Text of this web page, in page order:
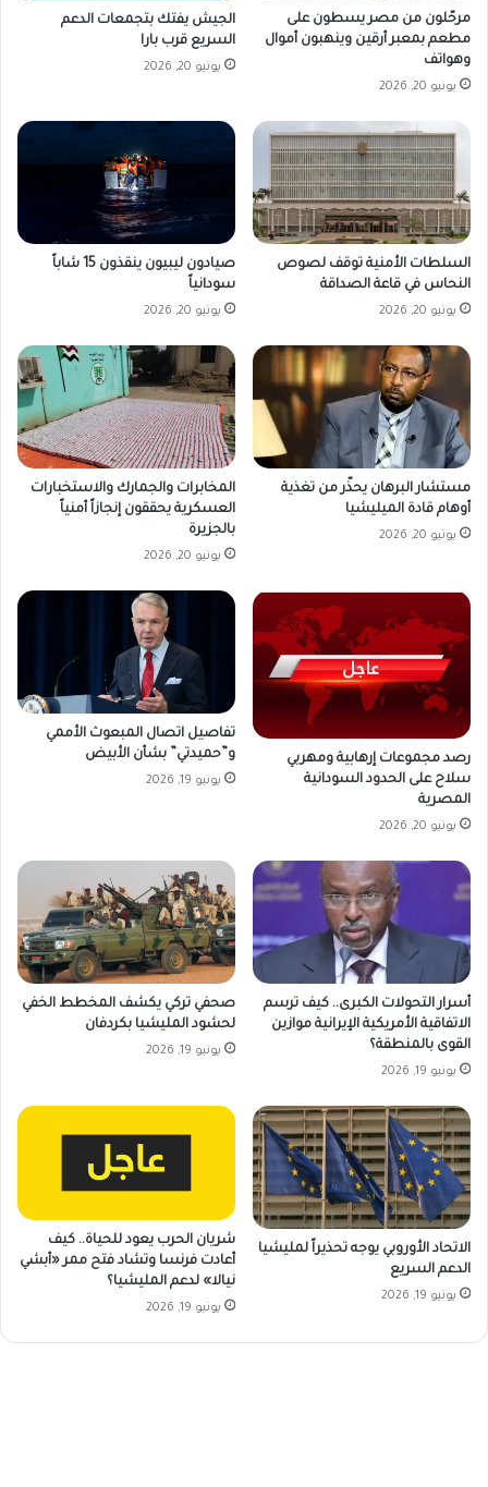
مرحّلون من مصر يسطون على
مطعم بمعبر أرقين وينهبون أموال
وهواتف
يونيو 20, 2026
الجيش يفتك بتجمعات الدعم
السريع قرب بارا
يونيو 20, 2026
السلطات الأمنية توقف لصوص
النحاس في قاعة الصداقة
يونيو 20, 2026
صيادون ليبيون ينقذون 15 شاباً
سودانياً
يونيو 20, 2026
مستشار البرهان يحذّر من تغذية
أوهام قادة الميليشيا
يونيو 20, 2026
المخابرات والجمارك والاستخبارات
العسكرية يحققون إنجازاً أمنياً
بالجزيرة
يونيو 20, 2026
رصد مجموعات إرهابية ومهربي
سلاح على الحدود السودانية
المصرية
يونيو 20, 2026
تفاصيل اتصال المبعوث الأممي
و”حميدتي” بشأن الأبيض
يونيو 19, 2026
أسرار التحولات الكبرى.. كيف ترسم
الاتفاقية الأمريكية الإيرانية موازين
القوى بالمنطقة؟
يونيو 19, 2026
صحفي تركي يكشف المخطط الخفي
لحشود المليشيا بكردفان
يونيو 19, 2026
الاتحاد الأوروبي يوجه تحذيراً لمليشيا
الدعم السريع
يونيو 19, 2026
شريان الحرب يعود للحياة.. كيف
أعادت فرنسا وتشاد فتح ممر «أبشي
نيالا» لدعم المليشيا؟
يونيو 19, 2026